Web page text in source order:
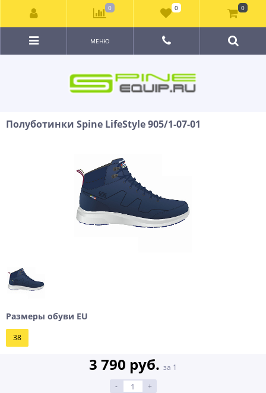
МЕНЮ
Полуботинки Spine LifeStyle 905/1-07-01
Размеры обуви EU
38
3 790 руб. за 1
-
+
0 0 0